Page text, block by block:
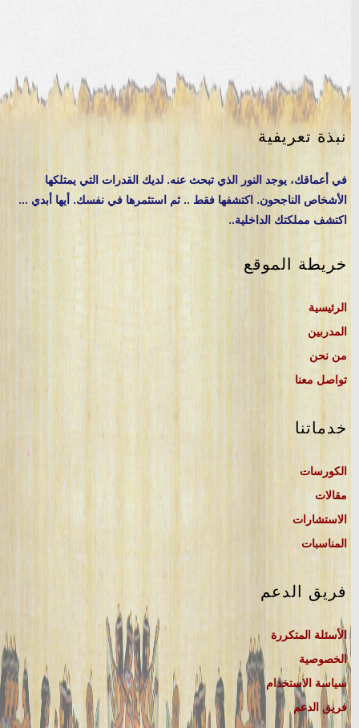
نبذة تعريفية
في أعماقك، يوجد النور الذي تبحث عنه. لديك القدرات التي يمتلكها
الأشخاص الناجحون. اكتشفها فقط .. ثم استثمرها في نفسك. أيها أبدي ...
اكتشف مملكتك الداخلية..
خريطة الموقع
الرئيسية
المدربين
من نحن
تواصل معنا
خدماتنا
الكورسات
مقالات
الاستشارات
المناسبات
فريق الدعم
الأسئلة المتكررة
الخصوصية
سياسة الاستخدام
فريق الدعم